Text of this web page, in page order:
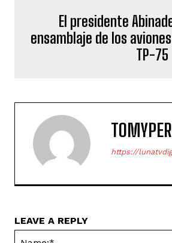
El presidente
ensamblaje de los
TP-75
https://
LEAVE A REPLY